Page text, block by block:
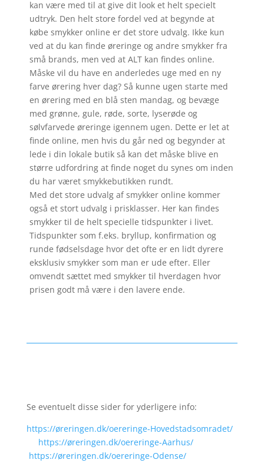
kan være med til at give dit look et helt specielt
udtryk. Den helt store fordel ved at begynde at
købe smykker online er det store udvalg. Ikke kun
ved at du kan finde øreringe og andre smykker fra
små brands, men ved at ALT kan findes online.
Måske vil du have en anderledes uge med en ny
farve ørering hver dag? Så kunne ugen starte med
en ørering med en blå sten mandag, og bevæge
med grønne, gule, røde, sorte, lyserøde og
sølvfarvede øreringe igennem ugen. Dette er let at
finde online, men hvis du går ned og begynder at
lede i din lokale butik så kan det måske blive en
større udfordring at finde noget du synes om inden
du har været smykkebutikken rundt.
Med det store udvalg af smykker online kommer
også et stort udvalg i prisklasser. Her kan findes
smykker til de helt specielle tidspunkter i livet.
Tidspunkter som f.eks. bryllup, konfirmation og
runde fødselsdage hvor det ofte er en lidt dyrere
eksklusiv smykker som man er ude efter. Eller
omvendt sættet med smykker til hverdagen hvor
prisen godt må være i den lavere ende.
Se eventuelt disse sider for yderligere info:
https://øreringen.dk/oereringe-Hovedstadsomradet/
https://øreringen.dk/oereringe-Aarhus/
https://øreringen.dk/oereringe-Odense/